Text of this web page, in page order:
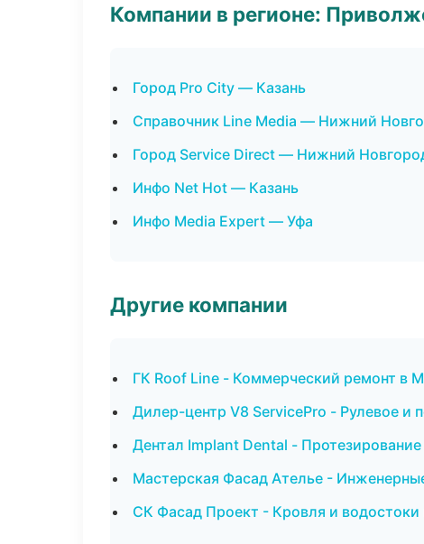
Компании в регионе:
Город Pro City — Казань
Справочник Line Media — Нижний
Город Service Direct — Нижний
Инфо Net Hot — Казань
Инфо Media Expert — Уфа
Другие компании
ГК Roof Line - Коммерческий ремонт в
Дилер-центр V8 ServicePro - Рулевое и
Дентал Implant Dental -
Мастерская Фасад Ателье -
СК Фасад Проект - Кровля и